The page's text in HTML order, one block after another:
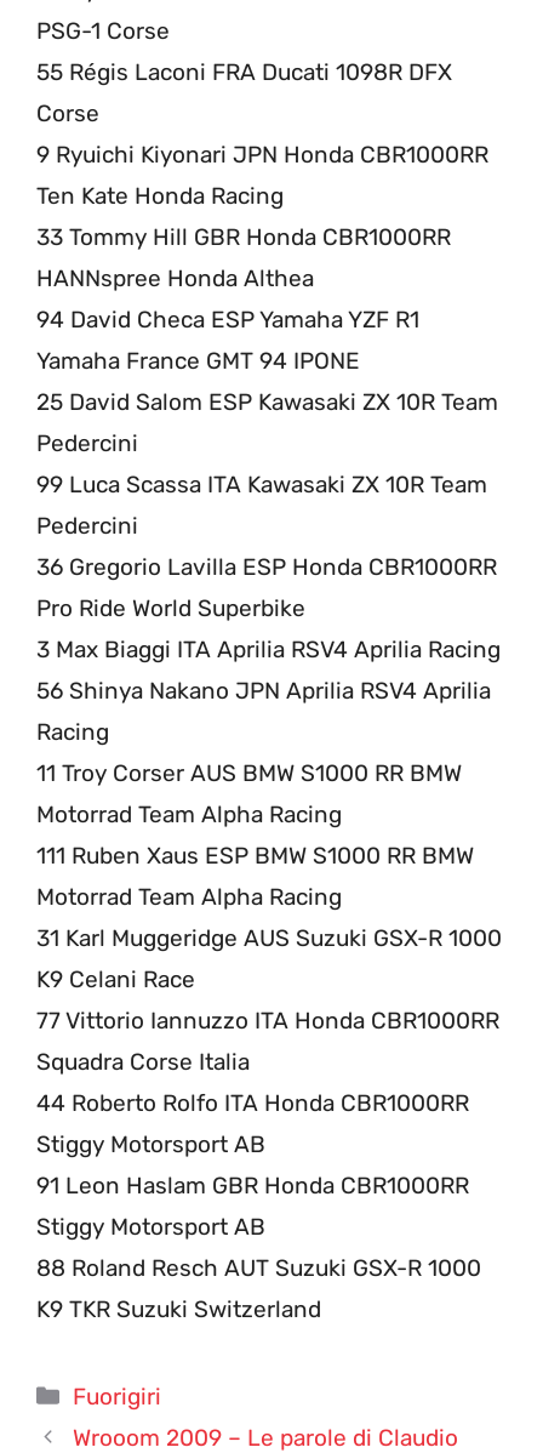
PSG-1 Corse
55 Régis Laconi FRA Ducati 1098R DFX
Corse
9 Ryuichi Kiyonari JPN Honda CBR1000RR
Ten Kate Honda Racing
33 Tommy Hill GBR Honda CBR1000RR
HANNspree Honda Althea
94 David Checa ESP Yamaha YZF R1
Yamaha France GMT 94 IPONE
25 David Salom ESP Kawasaki ZX 10R Team
Pedercini
99 Luca Scassa ITA Kawasaki ZX 10R Team
Pedercini
36 Gregorio Lavilla ESP Honda CBR1000RR
Pro Ride World Superbike
3 Max Biaggi ITA Aprilia RSV4 Aprilia Racing
56 Shinya Nakano JPN Aprilia RSV4 Aprilia
Racing
11 Troy Corser AUS BMW S1000 RR BMW
Motorrad Team Alpha Racing
111 Ruben Xaus ESP BMW S1000 RR BMW
Motorrad Team Alpha Racing
31 Karl Muggeridge AUS Suzuki GSX-R 1000
K9 Celani Race
77 Vittorio Iannuzzo ITA Honda CBR1000RR
Squadra Corse Italia
44 Roberto Rolfo ITA Honda CBR1000RR
Stiggy Motorsport AB
91 Leon Haslam GBR Honda CBR1000RR
Stiggy Motorsport AB
88 Roland Resch AUT Suzuki GSX-R 1000
K9 TKR Suzuki Switzerland
Categorie
Fuorigiri
Wrooom 2009 – Le parole di Claudio